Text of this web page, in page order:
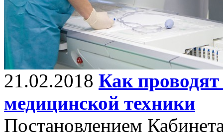
21.02.2018 Как
медицинской техники
Постановлением